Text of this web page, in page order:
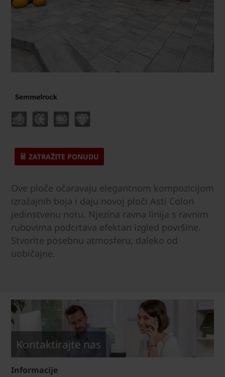
ZATRAŽITE PONUDU
Ove ploče očaravaju elegantnom kompozicijom
izražajnih boja i daju novoj ploči Asti Colori
jedinstvenu notu. Njezina ravna linija s ravnim
rubovima podcrtava efektan izgled površine.
Stvorite posebnu atmosferu, daleko od
uobičajne.
Kontaktirajte nas
Informacije